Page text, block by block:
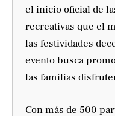
el inicio oficial de
recreativas que el
las festividades
evento busca
las familias
Con más de 500